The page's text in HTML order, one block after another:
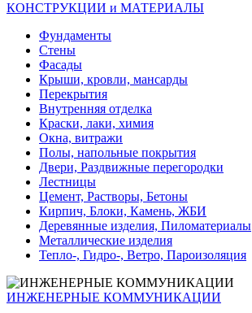
КОНСТРУКЦИИ и МАТЕРИАЛЫ
Фундаменты
Стены
Фасады
Крыши, кровли, мансарды
Перекрытия
Внутренняя отделка
Краски, лаки, химия
Окна, витражи
Полы, напольные покрытия
Двери, Раздвижные перегородки
Лестницы
Цемент, Растворы, Бетоны
Кирпич, Блоки, Камень, ЖБИ
Деревянные изделия, Пиломатериалы
Металлические изделия
Тепло-, Гидро-, Ветро, Пароизоляция
ИНЖЕНЕРНЫЕ КОММУНИКАЦИИ